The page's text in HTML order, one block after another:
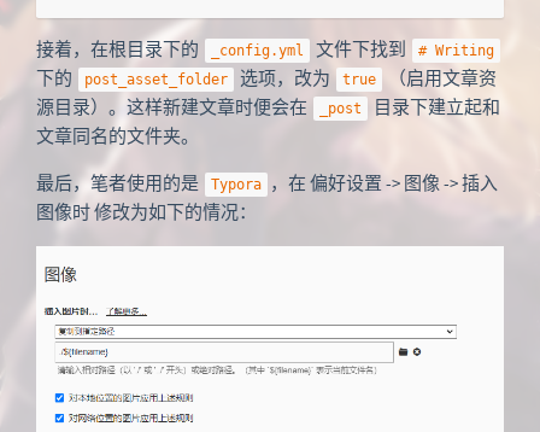
接着，在根目录下的 _config.yml 文件下找到 # Writing
下的 post_asset_folder 选项，改为 true
（启用文章资
源目录）。这样新建文章时便会在
_post
目录下建立起和
文章同名的文件夹。
最后，笔者使用的是
Typora
，在 偏好设置 -> 图像 -> 插入
图像时 修改为如下的情况：